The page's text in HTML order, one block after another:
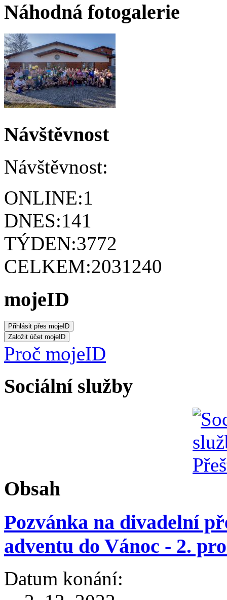
Náhodná fotogalerie
Návštěvnost
Návštěvnost:
ONLINE:1
DNES:141
TÝDEN:3772
CELKEM:2031240
mojeID
Proč mojeID
Sociální služby
Obsah
Pozvánka na divadelní
adventu do Vánoc - 2.
Datum konání: